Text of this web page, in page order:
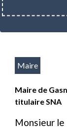
Maire
Maire de
titulaire SNA
Monsieur